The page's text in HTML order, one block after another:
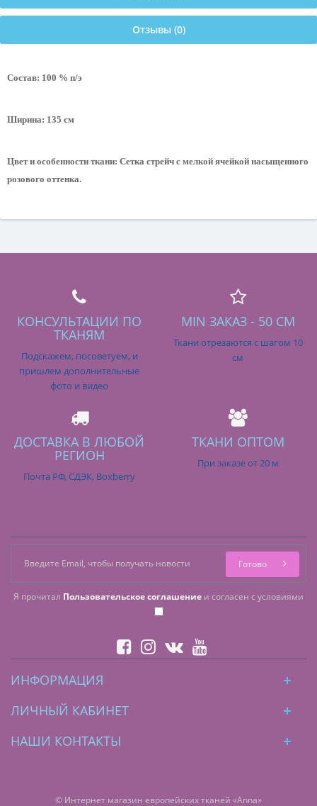
Отзывы (0)
Состав: 100 % п/э
Ширина: 135 см
Цвет и особенности ткани: Сетка стрейч с мелкой ячейкой насыщенного
розового оттенка.
КОНСУЛЬТАЦИИ ПО
ТКАНЯМ
Подскажем, посоветуем, и
пришлем дополнительные
фото и видео
MIN ЗАКАЗ - 50 СМ
Ткани отрезаются с шагом 10
см
ДОСТАВКА В ЛЮБОЙ
РЕГИОН
Почта РФ, СДЭК, Boxberry
ТКАНИ ОПТОМ
При заказе от 20 м
Я прочитал Пользовательское соглашение и согласен с условиями
Готово
ИНФОРМАЦИЯ
ЛИЧНЫЙ КАБИНЕТ
НАШИ КОНТАКТЫ
© Интернет магазин европейских тканей «Anna»